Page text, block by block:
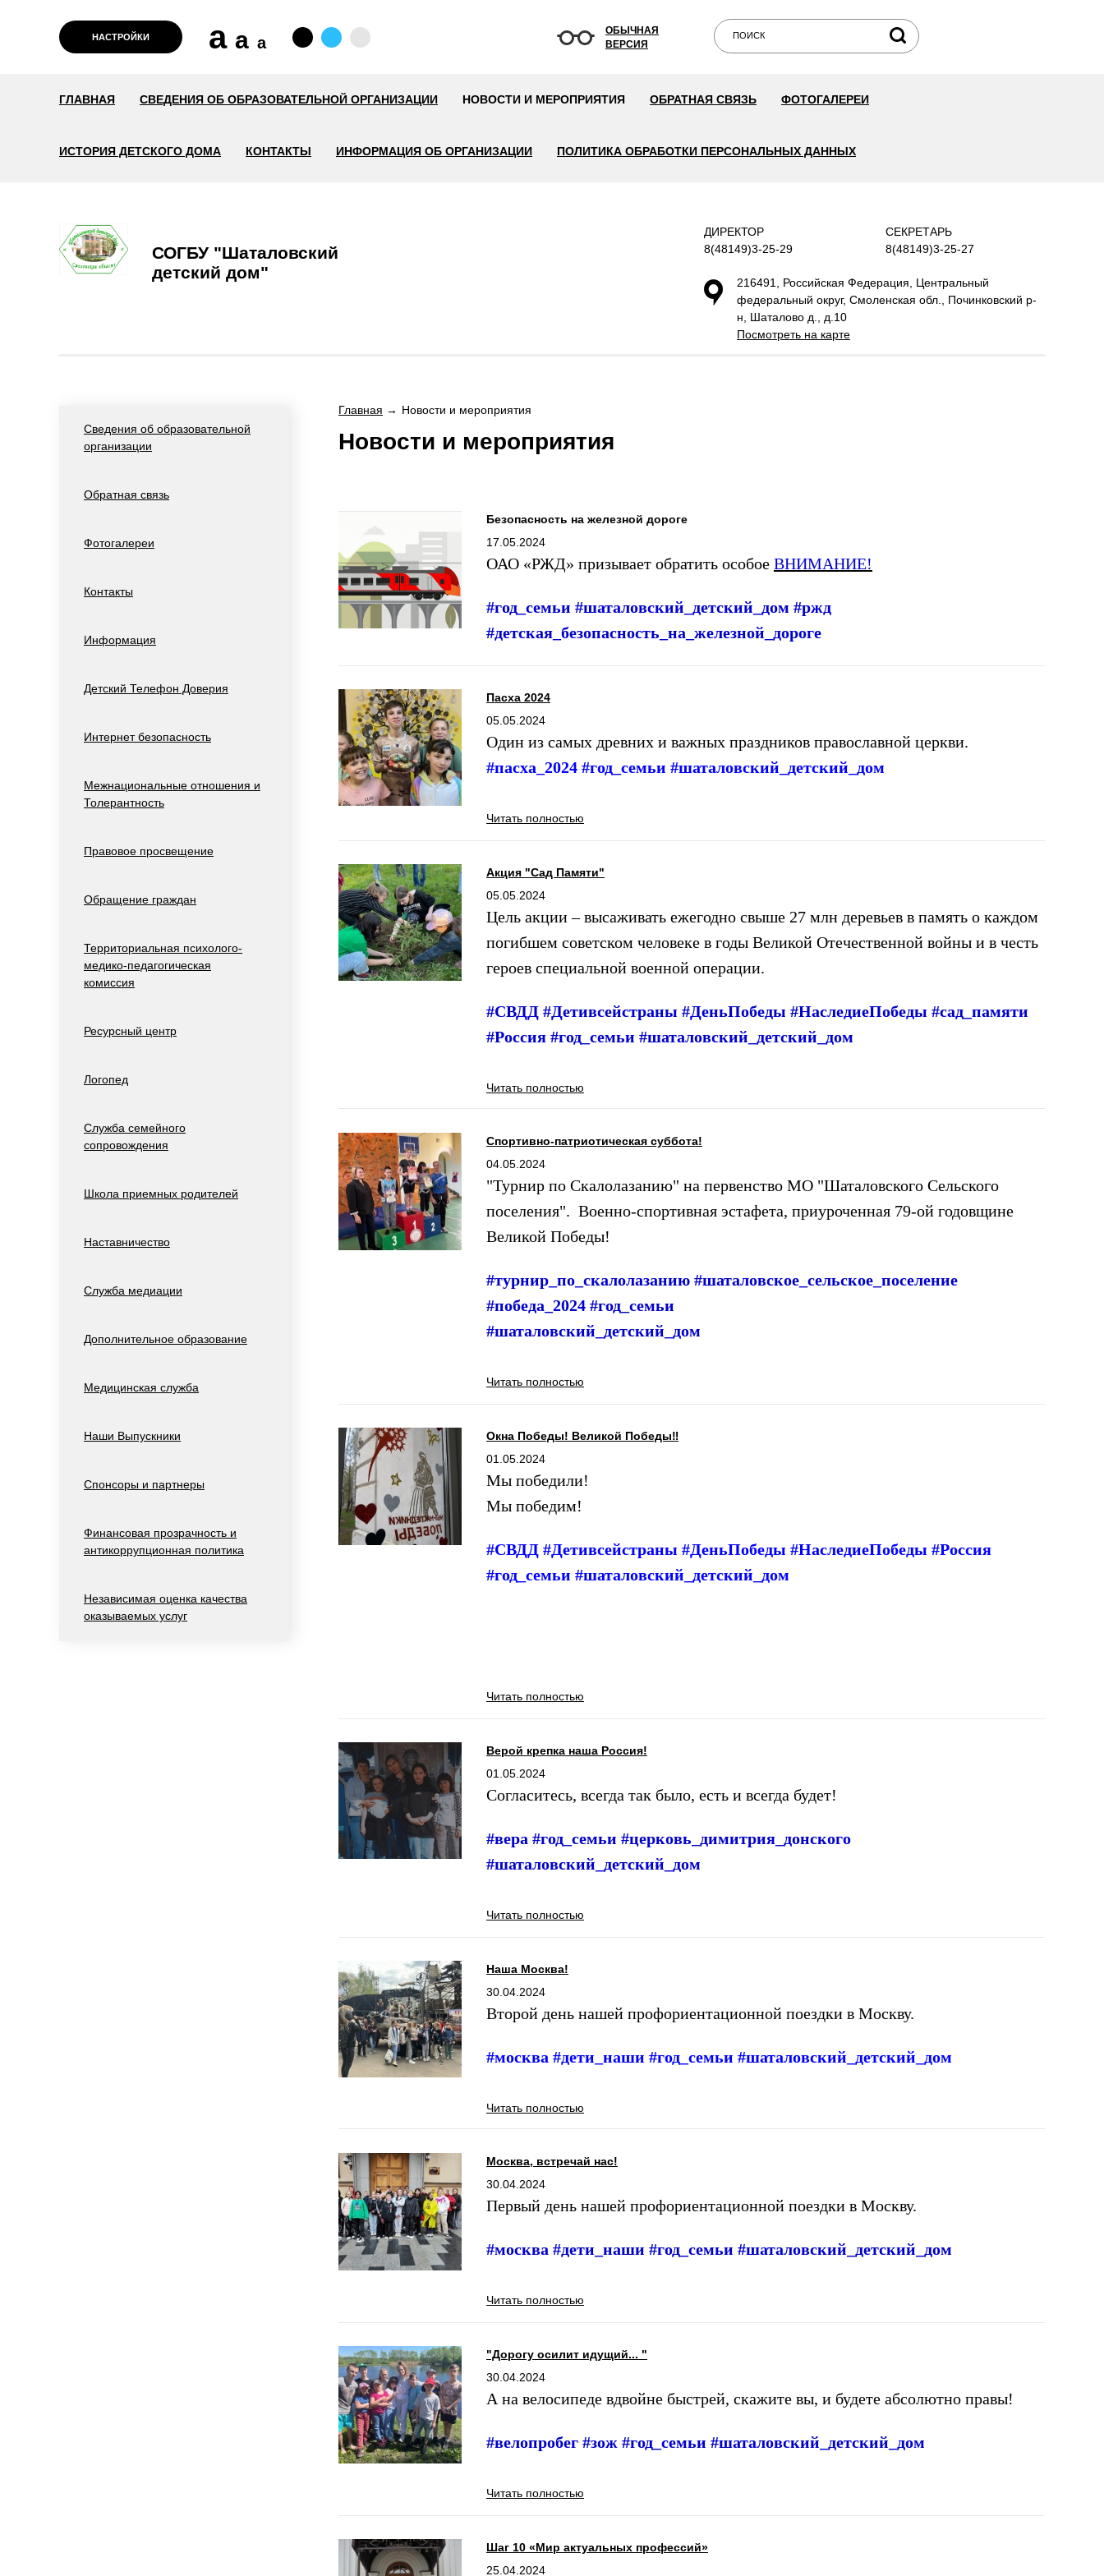
ОБЫЧНАЯ
ВЕРСИЯ
НАСТРОЙКИ a a a
ГЛАВНАЯ СВЕДЕНИЯ ОБ ОБРАЗОВАТЕЛЬНОЙ ОРГАНИЗАЦИИ НОВОСТИ И МЕРОПРИЯТИЯ ОБРАТНАЯ СВЯЗЬ ФОТОГАЛЕРЕИ
ИСТОРИЯ ДЕТСКОГО ДОМА КОНТАКТЫ ИНФОРМАЦИЯ ОБ ОРГАНИЗАЦИИ ПОЛИТИКА ОБРАБОТКИ ПЕРСОНАЛЬНЫХ ДАННЫХ
СОГБУ "Шаталовский
детский дом"
ДИРЕКТОР
8(48149)3-25-29
СЕКРЕТАРЬ
8(48149)3-25-27
216491, Российская Федерация, Центральный
федеральный округ, Смоленская обл., Починковский р-
н, Шаталово д., д.10
Посмотреть на карте
Главная Новости и мероприятия
Новости и мероприятия
Безопасность на железной дороге
17.05.2024
ОАО «РЖД» призывает обратить особое ВНИМАНИЕ!
#год_семьи #шаталовский_детский_дом #ржд
#детская_безопасность_на_железной_дороге
Пасха 2024
05.05.2024
Один из самых древних и важных праздников православной церкви.
#пасха_2024 #год_семьи #шаталовский_детский_дом
Читать полностью
Акция "Сад Памяти"
05.05.2024
Цель акции – высаживать ежегодно свыше 27 млн деревьев в память о каждом
погибшем советском человеке в годы Великой Отечественной войны и в честь
героев специальной военной операции.
#СВДД #Детивсейстраны #ДеньПобеды #НаследиеПобеды #сад_памяти
#Россия #год_семьи #шаталовский_детский_дом
Читать полностью
Спортивно-патриотическая суббота!
04.05.2024
"Турнир по Скалолазанию" на первенство МО "Шаталовского Сельского
поселения". Военно-спортивная эстафета, приуроченная 79-ой годовщине
Великой Победы!
#турнир_по_скалолазанию #шаталовское_сельское_поселение
#победа_2024 #год_семьи
#шаталовский_детский_дом
Читать полностью
Окна Победы! Великой Победы‼
01.05.2024
Мы победили!
Мы победим!
#СВДД #Детивсейстраны #ДеньПобеды #НаследиеПобеды #Россия
#год_семьи #шаталовский_детский_дом
Читать полностью
Верой крепка наша Россия!
01.05.2024
Согласитесь, всегда так было, есть и всегда будет!
#вера #год_семьи #церковь_димитрия_донского
#шаталовский_детский_дом
Читать полностью
Наша Москва!
30.04.2024
Второй день нашей профориентационной поездки в Москву.
#москва #дети_наши #год_семьи #шаталовский_детский_дом
Читать полностью
Москва, встречай нас!
30.04.2024
Первый день нашей профориентационной поездки в Москву.
#москва #дети_наши #год_семьи #шаталовский_детский_дом
Читать полностью
"Дорогу осилит идущий... "
30.04.2024
А на велосипеде вдвойне быстрей, скажите вы, и будете абсолютно правы!
#велопробег #зож #год_семьи #шаталовский_детский_дом
Читать полностью
Шаг 10 «Мир актуальных профессий»
25.04.2024
Сведения об образовательной
организации
Обратная связь
Фотогалереи
Контакты
Информация
Детский Телефон Доверия
Интернет безопасность
Межнациональные отношения и
Толерантность
Правовое просвещение
Обращение граждан
Территориальная психолого-
медико-педагогическая
комиссия
Ресурсный центр
Логопед
Служба семейного
сопровождения
Школа приемных родителей
Наставничество
Служба медиации
Дополнительное образование
Медицинская служба
Наши Выпускники
Спонсоры и партнеры
Финансовая прозрачность и
антикоррупционная политика
Независимая оценка качества
оказываемых услуг